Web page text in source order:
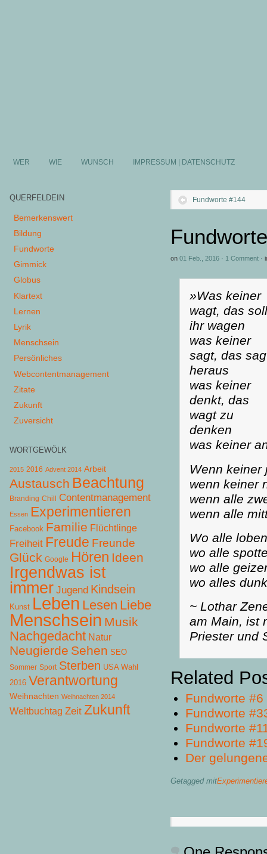
WER WIE WUNSCH IMPRESSUM | DATENSCHUTZ
Fundworte #144
on 01 Feb., 2016 · 1 Comment ·
»Was keiner
wagt, das
ihr wagen
was keiner
sagt, das
heraus
was keiner
denkt, das
wagt zu
denken
was keiner
Wenn keiner
wenn keiner
wenn alle
wenn alle
Wo alle
wo alle
wo alle
wo alles
~ Lothar
am Main, ist
Priester und
Related
Fundworte #6
Fundworte
Fundworte
Fundworte
Der
Getagged mit
QUERFELDEIN
Bemerkenswert
Bildung
Fundworte
Gimmick
Globus
Klartext
Lernen
Lyrik
Menschsein
Persönliches
Webcontentmanagement
Zitate
Zukunft
Zuversicht
WORTGEWÖLK
2015 2016 Advent 2014 Arbeit
Austausch Beachtung
Branding Chill Contentmanagement
Essen Experimentieren
Facebook Familie Flüchtlinge
Freiheit Freude Freunde
Glück Google Hören Ideen
Irgendwas ist
immer Jugend Kindsein
Kunst Leben Lesen Liebe
Menschsein Musik
Nachgedacht Natur
Neugierde Sehen SEO
Sommer Sport Sterben USA Wahl
2016 Verantwortung
Weihnachten Weihnachten 2014
Weltbuchtag Zeit Zukunft